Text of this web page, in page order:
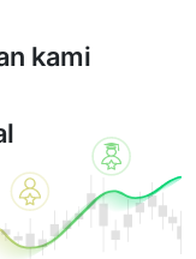
kami